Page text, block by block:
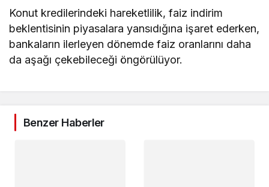
Konut kredilerindeki hareketlilik, faiz indirim
beklentisinin piyasalara yansıdığına işaret ederken,
bankaların ilerleyen dönemde faiz oranlarını daha
da aşağı çekebileceği öngörülüyor.
Benzer Haberler